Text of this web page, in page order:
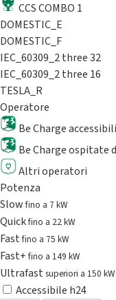
CCS COMBO 1
DOMESTIC_E
DOMESTIC_F
IEC_60309_2 three 32
IEC_60309_2 three 16
TESLA_R
Operatore
Be Charge
Be Charge ospitate
Altri operatori
Potenza
Slowfino a 7 kW
Quickfino a 22 kW
Fastfino a 75 kW
Fast+fino a 149 kW
Ultrafast superiori a 150 kW
Accessibile h24